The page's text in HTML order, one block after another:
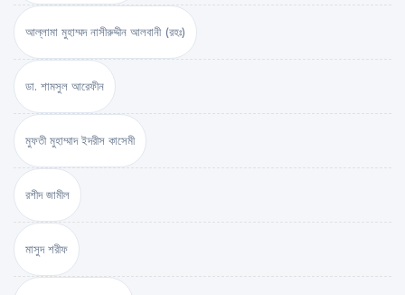
আল্লামা মুহাম্মদ নাসীরুদ্দীন আলবানী (রহঃ)
ডা. শামসুল আরেফীন
মুফতী মুহাম্মাদ ইদরীস কাসেমী
রশীদ জামীল
মাসুদ শরীফ